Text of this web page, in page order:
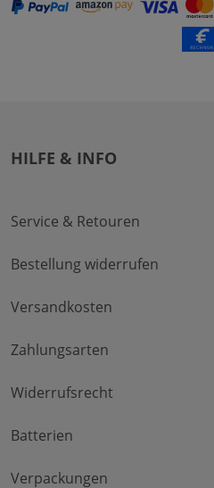
HILFE & INFO
Service & Retouren
Bestellung widerrufen
Versandkosten
Zahlungsarten
Widerrufsrecht
Batterien
Verpackungen